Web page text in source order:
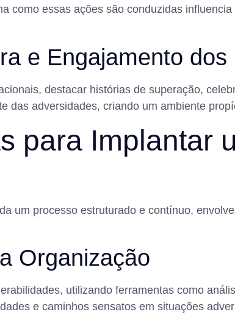
como essas ações são conduzidas
e Engajamento
destacar histórias de superação,
das adversidades, criando um ambiente
para Implantar
um processo estruturado e contínuo,
Organização
utilizando ferramentas como
e caminhos sensatos em situações